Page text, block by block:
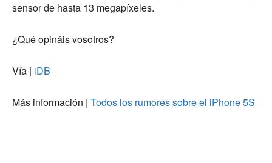
sensor de hasta 13 megapíxeles.
¿Qué opináis vosotros?
Vía | iDB
Más información | Todos los rumores sobre el iPhone 5S